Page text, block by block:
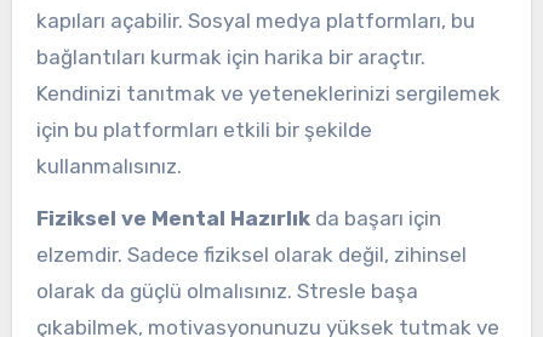
kapıları açabilir. Sosyal medya platformları, bu
bağlantıları kurmak için harika bir araçtır.
Kendinizi tanıtmak ve yeteneklerinizi sergilemek
için bu platformları etkili bir şekilde
kullanmalısınız.
Fiziksel ve Mental Hazırlıkda başarı için
elzemdir. Sadece fiziksel olarak değil, zihinsel
olarak da güçlü olmalısınız. Stresle başa
çıkabilmek, motivasyonunuzu yüksek tutmak ve